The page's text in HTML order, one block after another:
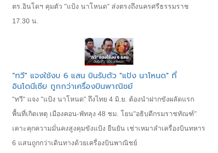
ตร.อินโดฯ คุมตัว "แป้ง นาโหนด" ส่งตรงถึงนครศรีธรรมราช
17.30 น.
"ทวี" แจงใช้งบ 6 แสน บินรับตัว "แป้ง นาโหนด" ที่
อินโดนีเซีย ถูกกว่าเครื่องบินพาณิชย์
"ทวี" แจง "แป้ง นาโหนด" ถึงไทย 4 มิ.ย. ต้องนำฝากขังผลัดแรก
พื้นที่เกิดเหตุ เมืองคอน-พัทลุง 48 ชม. โยน"อธิบดีกรมราชทัณฑ์"
เคาะคุกความมั่นคงสูงคุมขังแป้ง ยืนยัน เช่าเหมาลำเครื่องบินทหาร
6 แสนถูกกว่าเดินทางด้วยเครื่องบินพาณิชย์